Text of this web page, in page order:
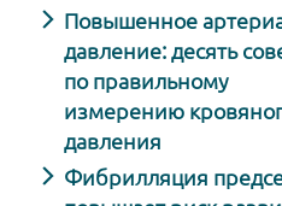
Повышенное
давление: десять
по правильному
измерению
давления
Фибрилляция